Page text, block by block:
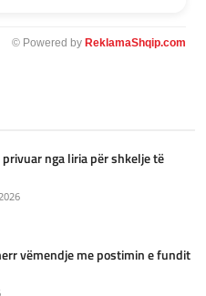
© Powered by ReklamaShqip.com
nga liria për shkelje të
vëmendje me postimin e fundit